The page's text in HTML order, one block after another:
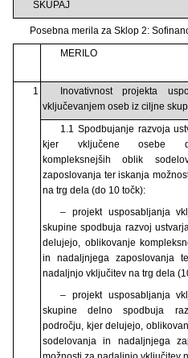
SKUPAJ
Posebna merila za Sklop 2:
MERILO
1
Inovativnost projekta
vključevanjem oseb iz ciljne
1.1 Spodbujanje razvoja
kjer vključene osebe
kompleksnejših oblik
zaposlovanja ter iskanja
na trg dela (do 10 točk):
– projekt usposabljanja
skupine spodbuja razvoj
delujejo, oblikovanje
in nadaljnjega zaposlovanja
nadaljnjo vključitev na trg dela
– projekt usposabljanja
skupine delno spodbuja
področju, kjer delujejo,
sodelovanja in nadaljnjega